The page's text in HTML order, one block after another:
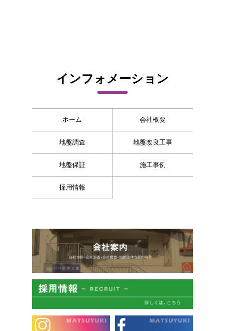
インフォメーション
ホーム 会社概要
地盤調査 地盤改良工事
地盤保証 施工事例
採用情報